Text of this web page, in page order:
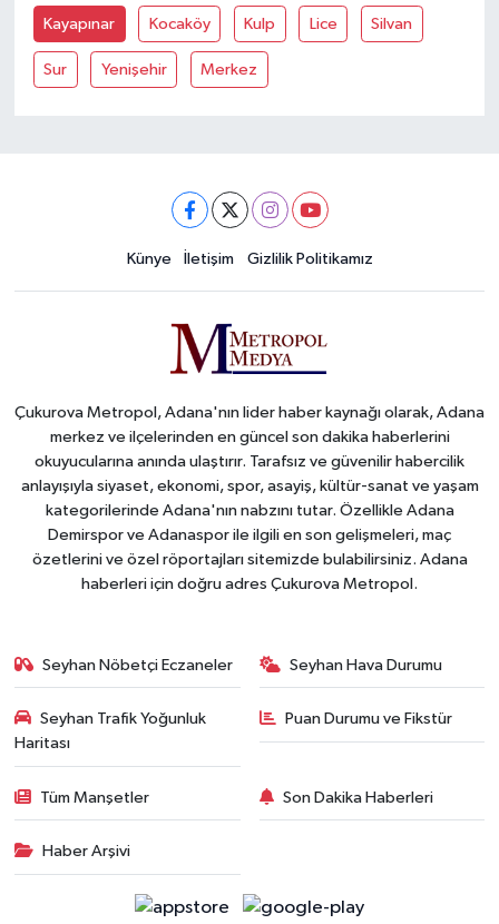
Kayapınar Kocaköy Kulp Lice Silvan
Sur Yenişehir Merkez
Künye İletişim Gizlilik Politikamız
Çukurova Metropol, Adana'nın lider haber kaynağı olarak, Adana
merkez ve ilçelerinden en güncel son dakika haberlerini
okuyucularına anında ulaştırır. Tarafsız ve güvenilir habercilik
anlayışıyla siyaset, ekonomi, spor, asayiş, kültür-sanat ve yaşam
kategorilerinde Adana'nın nabzını tutar. Özellikle Adana
Demirspor ve Adanaspor ile ilgili en son gelişmeleri, maç
özetlerini ve özel röportajları sitemizde bulabilirsiniz. Adana
haberleri için doğru adres Çukurova Metropol.
Seyhan Nöbetçi Eczaneler Seyhan Hava Durumu
Seyhan Trafik Yoğunluk
Haritası
Puan Durumu ve Fikstür
Tüm Manşetler Son Dakika Haberleri
Haber Arşivi